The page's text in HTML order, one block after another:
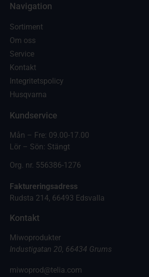
Navigation
Sortiment
Om oss
Service
Kontakt
Integritetspolicy
Husqvarna
Kundservice
Mån – Fre: 09.00-17.00
Lör – Sön: Stängt
Org. nr. 556386-1276
Faktureringsadress
Rudsta 214, 66493 Edsvalla
Kontakt
Miwoprodukter
Industigatan 20, 66434 Grums
miwoprod@telia.com